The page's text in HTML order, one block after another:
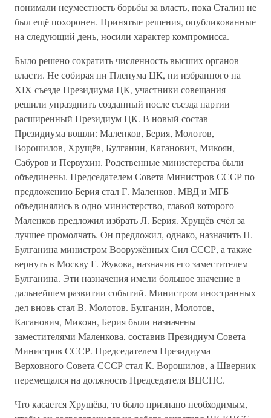
понимали неуместность борьбы за власть, пока Сталин не
был ещё похоронен. Принятые решения, опубликованные
на следующий день, носили характер компромисса.
Было решено сократить численность высших органов
власти. Не собирая ни Пленума ЦК, ни избранного на
XIX съезде Президиума ЦК, участники совещания
решили упразднить созданный после съезда партии
расширенный Президиум ЦК. В новый состав
Президиума вошли: Маленков, Берия, Молотов,
Ворошилов, Хрущёв, Булганин, Каганович, Микоян,
Сабуров и Первухин. Родственные министерства были
объединены. Председателем Совета Министров СССР по
предложению Берия стал Г. Маленков. МВД и МГБ
объединялись в одно министерство, главой которого
Маленков предложил избрать Л. Берия. Хрущёв счёл за
лучшее промолчать. Он предложил, однако, назначить Н.
Булганина министром Вооружённых Сил СССР, а также
вернуть в Москву Г. Жукова, назначив его заместителем
Булганина. Эти назначения имели большое значение в
дальнейшем развитии событий. Министром иностранных
дел вновь стал В. Молотов. Булганин, Молотов,
Каганович, Микоян, Берия были назначены
заместителями Маленкова, составив Президиум Совета
Министров СССР. Председателем Президиума
Верховного Совета СССР стал К. Ворошилов, а Шверник
перемещался на должность Председателя ВЦСПС.
Что касается Хрущёва, то было признано необходимым,